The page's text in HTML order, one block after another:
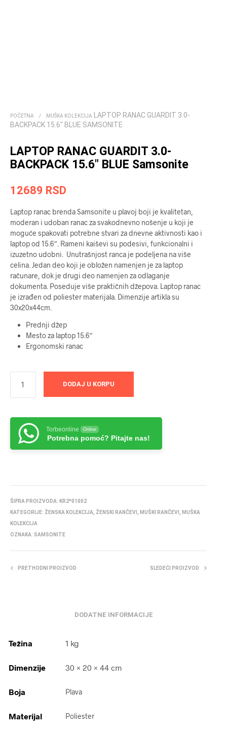
POČETNA / MUŠKA KOLEKCIJA LAPTOP RANAC GUARDIT 3.0-
BACKPACK 15.6″ BLUE SAMSONITE
LAPTOP RANAC GUARDIT 3.0-
BACKPACK 15.6″ BLUE Samsonite
12689 RSD
Laptop ranac brenda Samsonite u plavoj boji je kvalitetan,
moderan i udoban ranac za svakodnevno nošenje u koji je
moguće spakovati potrebne stvari za dnevne aktivnosti kao i
laptop od 15.6″. Rameni kaiševi su podesivi, funkcionalni i
izuzetno udobni. Unutrašnjost ranca je podeljena na više
celina. Jedan deo koji je obložen namenjen je za laptop
računare, dok je drugi deo namenjen za odlaganje
dokumenta. Poseduje više praktičnih džepova. Laptop ranac
je izrađen od poliester materijala. Dimenzije artikla su
30x20x44cm.
Prednji džep
Mesto za laptop 15.6″
Ergonomski ranac
DODAJ U KORPU
Torbeonline Online
Potrebna pomoć? Pitajte nas!
ŠIFRA PROIZVODA: KR2*01002
KATEGORIJE: ŽENSKA KOLEKCIJA ŽENSKI RANČEVI MUŠKI RANČEVI
MUŠKA
KOLEKCIJA
OZNAKA: SAMSONITE
PRETHODNI PROIZVOD SLEDEĆI PROIZVOD
DODATNE INFORMACIJE
Težina 1 kg
Dimenzije 30 × 20 × 44 cm
Boja Plava
Materijal Poliester